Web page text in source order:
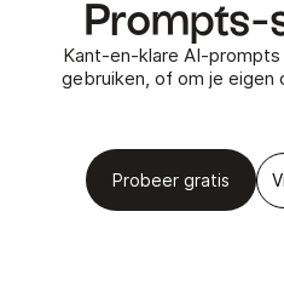
Prompts-
Kant-en-klare AI-
gebruiken, of om je
Probeer gratis